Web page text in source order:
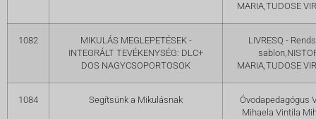
MARIA,TUDOSE
1082
MIKULÁS MEGLEPETÉSEK -
INTEGRÁLT TEVÉKENYSÉG: DLC+
DOS NAGYCSOPORTOSOK
LIVRESQ -
MARIA,TUDOSE
1084 Segítsünk a Mikulásnak
Óvodapedagógus
Mihaela Vintila